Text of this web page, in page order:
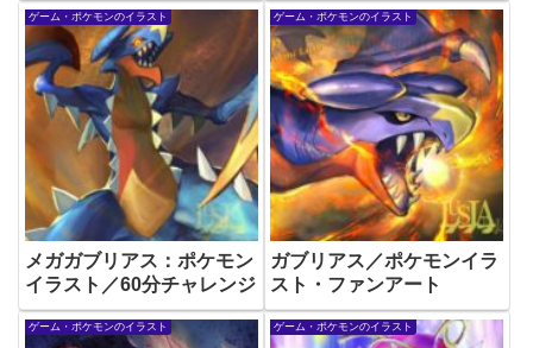
ゲーム・ポケモンのイラスト
メガガブリアス：ポケモン
イラスト／60分チャレンジ
ゲーム・ポケモンのイラスト
ガブリアス／ポケモンイラ
スト・ファンアート
ゲーム・ポケモンのイラスト ゲーム・ポケモンのイラスト